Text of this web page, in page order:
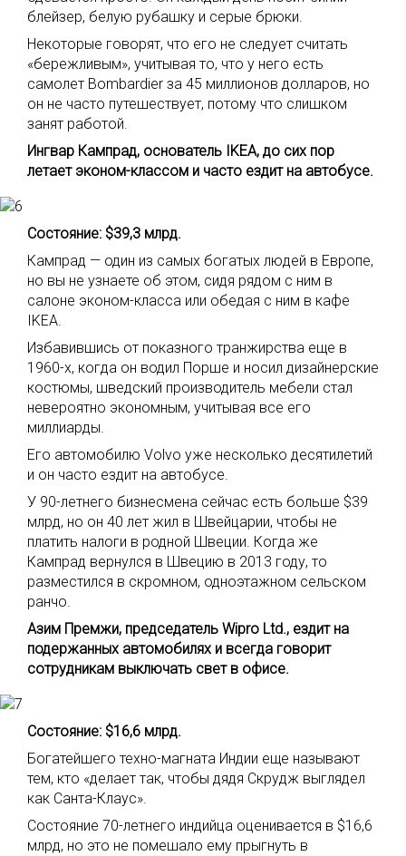
блейзер, белую рубашку и серые брюки.
Некоторые говорят, что его не следует считать
«бережливым», учитывая то, что у него есть
самолет Bombardier за 45 миллионов долларов, но
он не часто путешествует, потому что слишком
занят работой.
Ингвар Кампрад, основатель IKEA, до сих пор
летает эконом-классом и часто ездит на автобусе.
Состояние: $39,3 млрд.
Кампрад — один из самых богатых людей в Европе,
но вы не узнаете об этом, сидя рядом с ним в
салоне эконом-класса или обедая с ним в кафе
IKEA.
Избавившись от показного транжирства еще в
1960-х, когда он водил Порше и носил дизайнерские
костюмы, шведский производитель мебели стал
невероятно экономным, учитывая все его
миллиарды.
Его автомобилю Volvo уже несколько десятилетий
и он часто ездит на автобусе.
У 90-летнего бизнесмена сейчас есть больше $39
млрд, но он 40 лет жил в Швейцарии, чтобы не
платить налоги в родной Швеции. Когда же
Кампрад вернулся в Швецию в 2013 году, то
разместился в скромном, одноэтажном сельском
ранчо.
Азим Премжи, председатель Wipro Ltd., ездит на
подержанных автомобилях и всегда говорит
сотрудникам выключать свет в офисе.
Состояние: $16,6 млрд.
Богатейшего техно-магната Индии еще называют
тем, кто «делает так, чтобы дядя Скрудж выглядел
как Санта-Клаус».
Состояние 70-летнего индийца оценивается в $16,6
млрд, но это не помешало ему прыгнуть в